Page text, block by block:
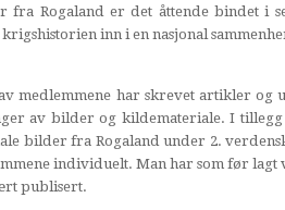
fra Rogaland er det åttende bindet i
inn i en nasjonal
medlemmene har skrevet artikler og
av bilder og kildemateriale. I tillegg
bilder fra Rogaland under 2.
individuelt. Man har som før
publisert.